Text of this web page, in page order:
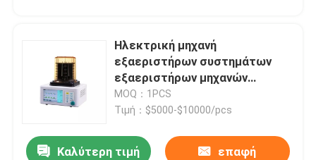
Σχετικά με εμάς
Ηλεκτρική μηχανή
εξαεριστήρων συστημάτων
εξαεριστήρων μηχανών
εξαεριστήρων καθαρού αέρα
ICU για την έκτακτη ανάγκη ICU
MOQ：1PCS
Τιμή：$5000-$10000/pcs
Καλύτερη τιμή επαφή